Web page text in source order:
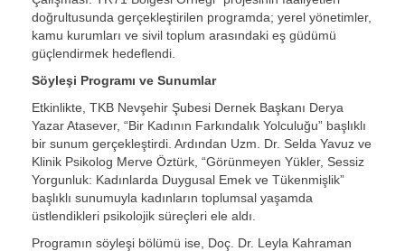
doğrultusunda gerçekleştirilen programda; yerel yönetimler,
kamu kurumları ve sivil toplum arasındaki eş güdümü
güçlendirmek hedeflendi.
Söyleşi Programı ve Sunumlar
Etkinlikte, TKB Nevşehir Şubesi Dernek Başkanı Derya
Yazar Atasever, “Bir Kadının Farkındalık Yolculuğu” başlıklı
bir sunum gerçekleştirdi. Ardından Uzm. Dr. Selda Yavuz ve
Klinik Psikolog Merve Öztürk, “Görünmeyen Yükler, Sessiz
Yorgunluk: Kadınlarda Duygusal Emek ve Tükenmişlik”
başlıklı sunumuyla kadınların toplumsal yaşamda
üstlendikleri psikolojik süreçleri ele aldı.
Programın söyleşi bölümü ise, Doç. Dr. Leyla Kahraman